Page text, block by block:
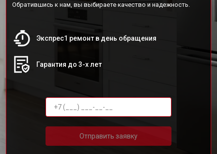
Обратившись к нам, вы выбираете качество и надежность.
Экспрес1 ремонт в день обращения
Гарантия до 3-х лет
Отправить заявку